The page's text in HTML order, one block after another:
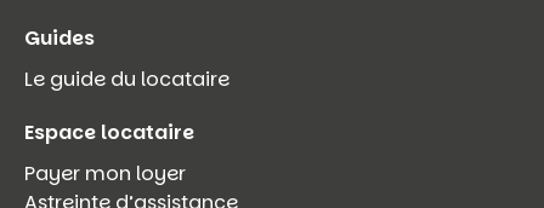
Guides
Le guide du locataire
Espace locataire
Payer mon loyer
Astreinte d’assistance